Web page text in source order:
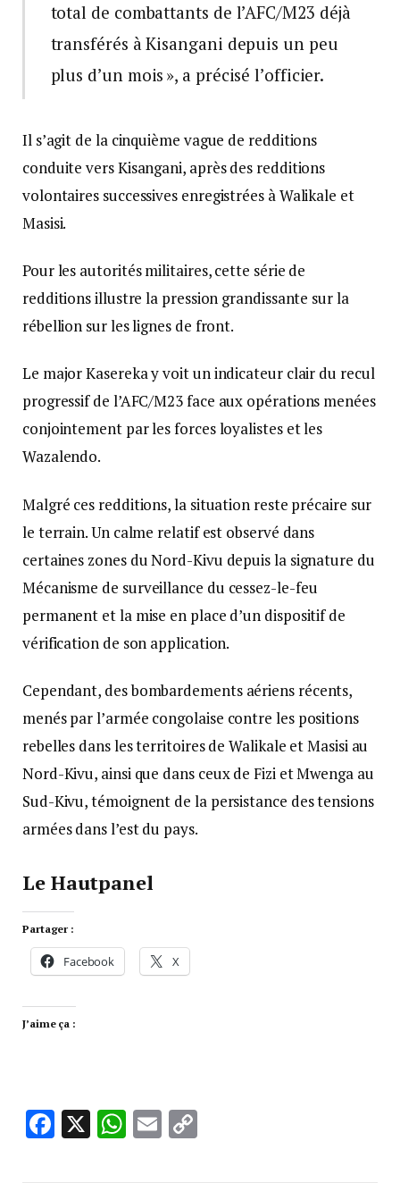
total de combattants de l’AFC/M23 déjà
transférés à Kisangani depuis un peu
plus d’un mois », a précisé l’officier.
Il s’agit de la cinquième vague de redditions
conduite vers Kisangani, après des redditions
volontaires successives enregistrées à Walikale et
Masisi.
Pour les autorités militaires, cette série de
redditions illustre la pression grandissante sur la
rébellion sur les lignes de front.
Le major Kasereka y voit un indicateur clair du recul
progressif de l’AFC/M23 face aux opérations menées
conjointement par les forces loyalistes et les
Wazalendo.
Malgré ces redditions, la situation reste précaire sur
le terrain. Un calme relatif est observé dans
certaines zones du Nord-Kivu depuis la signature du
Mécanisme de surveillance du cessez-le-feu
permanent et la mise en place d’un dispositif de
vérification de son application.
Cependant, des bombardements aériens récents,
menés par l’armée congolaise contre les positions
rebelles dans les territoires de Walikale et Masisi au
Nord-Kivu, ainsi que dans ceux de Fizi et Mwenga au
Sud-Kivu, témoignent de la persistance des tensions
armées dans l’est du pays.
Le Hautpanel
Partager :
Facebook X
J’aime ça :
Facebook
X WhatsApp
Email